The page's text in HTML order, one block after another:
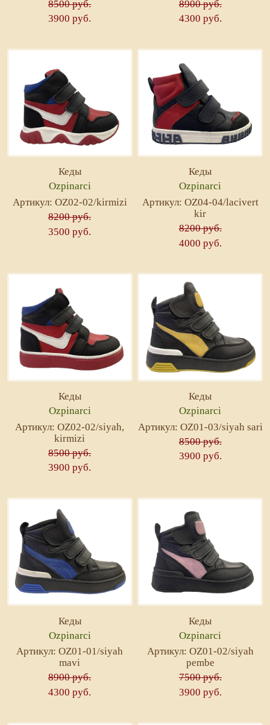
8500 руб.
3900 руб.
8900 руб.
4300 руб.
Кеды
Ozpinarci
Артикул: OZ02-02/kirmizi
8200 руб.
3500 руб.
Кеды
Ozpinarci
Артикул: OZ04-04/lacivert
kir
8200 руб.
4000 руб.
Кеды
Ozpinarci
Артикул: OZ02-02/siyah,
kirmizi
8500 руб.
3900 руб.
Кеды
Ozpinarci
Артикул: OZ01-03/siyah sari
8500 руб.
3900 руб.
Кеды
Ozpinarci
Артикул: OZ01-01/siyah
mavi
8900 руб.
4300 руб.
Кеды
Ozpinarci
Артикул: OZ01-02/siyah
pembe
7500 руб.
3900 руб.